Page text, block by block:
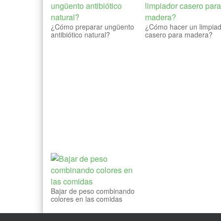
¿Cómo preparar ungüento
antibiótico natural?
¿Cómo hacer un
casero para madera?
Bajar de peso combinando
colores en las comidas